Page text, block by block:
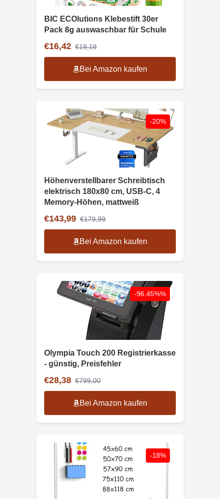
BIC ECOlutions Klebestift 30er
Pack 8g auswaschbar für Schule
€16,42 €19,18
Bei Amazon kaufen
-20%
Höhenverstellbarer Schreibtisch
elektrisch 180x80 cm, USB-C, 4
Memory-Höhen, mattweiß
€143,99 €179,99
Bei Amazon kaufen
-96.45%%
Olympia Touch 200 Registrierkasse
- günstig, Preisfehler
€28,38 €799,00
Bei Amazon kaufen
-18%